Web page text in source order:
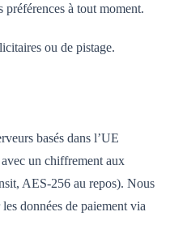
à tout moment.
ou de pistage.
basés dans l’UE
un chiffrement aux
AES-256 au repos). Nous
données de paiement via